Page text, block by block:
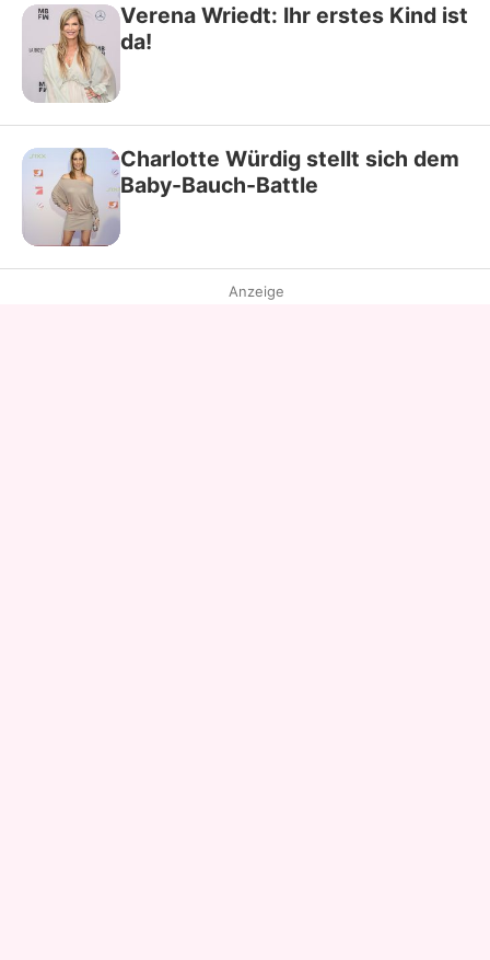
Verena Wriedt: Ihr erstes Kind ist
da!
Charlotte Würdig stellt sich dem
Baby-Bauch-Battle
Anzeige